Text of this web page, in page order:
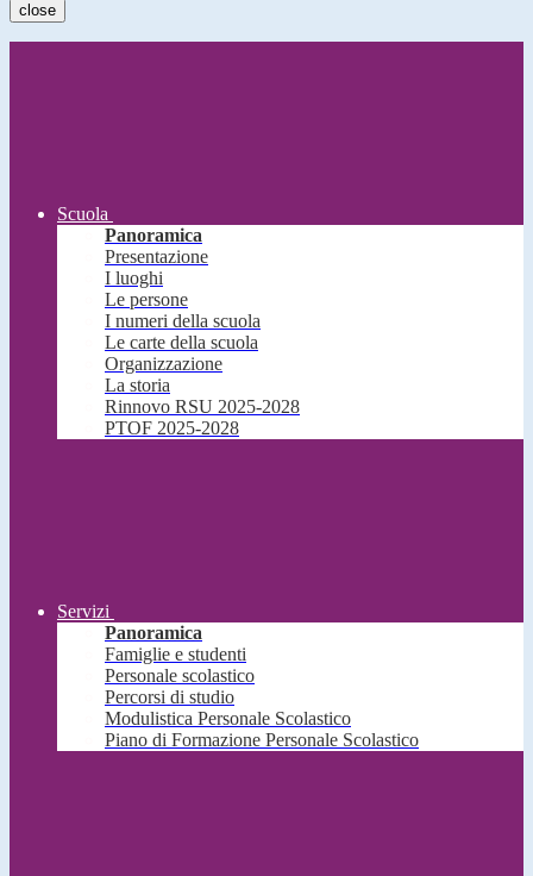
close
Scuola
Panoramica
Presentazione
I luoghi
Le persone
I numeri della scuola
Le carte della scuola
Organizzazione
La storia
Rinnovo RSU 2025-2028
PTOF 2025-2028
Servizi
Panoramica
Famiglie e studenti
Personale scolastico
Percorsi di studio
Modulistica Personale Scolastico
Piano di Formazione Personale Scolastico